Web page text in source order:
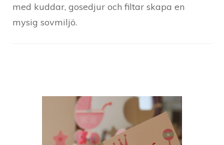
med kuddar, gosedjur och filtar skapa en
mysig sovmiljö.